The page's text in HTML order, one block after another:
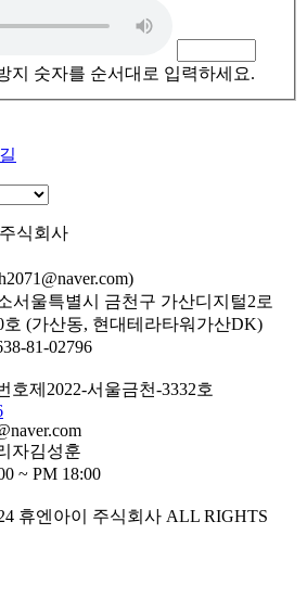
지 숫자를 순서대로 입력하세요.
식회사
서울특별시 금천구 가산디지털2로
호 (가산동, 현대테라타워가산DK)
81-02796
호제2022-서울금천-3332호
자김성훈
~ PM 18:00
휴엔아이 주식회사 ALL RIGHTS